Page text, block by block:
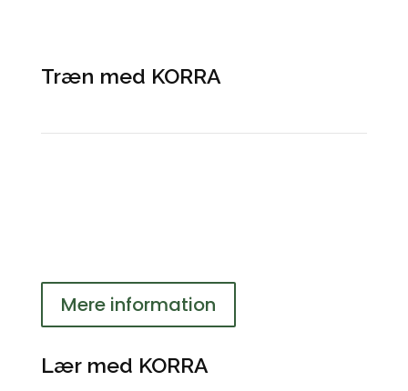
Træn med KORRA
Mere information
Lær med KORRA